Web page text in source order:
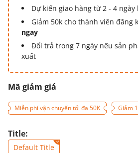
Dự kiến giao hàng từ 2 - 4 ngày
Giảm 50k cho thành viên đăng
ngay
Đổi trả trong 7 ngày nếu sản
xuất
Mã giảm giá
Miễn phí vận chuyển tối đa 50K Giảm
Title:
Default Title